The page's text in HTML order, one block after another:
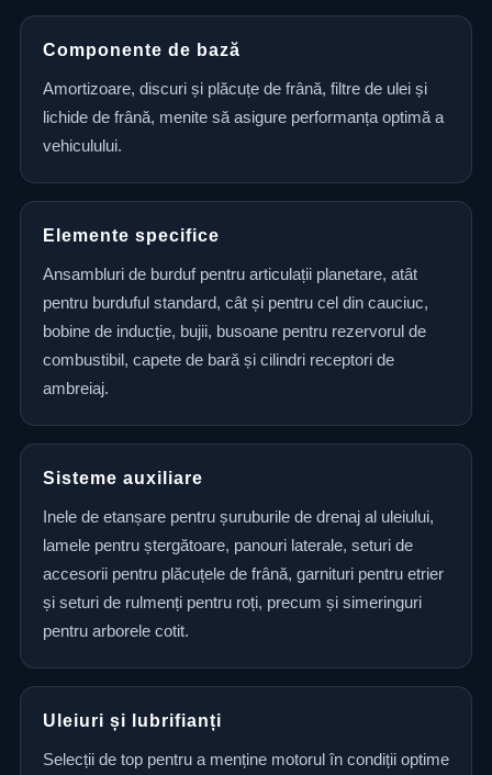
Componente de bază
Amortizoare, discuri și plăcuțe de frână, filtre de ulei și
lichide de frână, menite să asigure performanța optimă a
vehiculului.
Elemente specifice
Ansambluri de burduf pentru articulații planetare, atât
pentru burduful standard, cât și pentru cel din cauciuc,
bobine de inducție, bujii, busoane pentru rezervorul de
combustibil, capete de bară și cilindri receptori de
ambreiaj.
Sisteme auxiliare
Inele de etanșare pentru șuruburile de drenaj al uleiului,
lamele pentru ștergătoare, panouri laterale, seturi de
accesorii pentru plăcuțele de frână, garnituri pentru etrier
și seturi de rulmenți pentru roți, precum și simeringuri
pentru arborele cotit.
Uleiuri și lubrifianți
Selecții de top pentru a menține motorul în condiții optime